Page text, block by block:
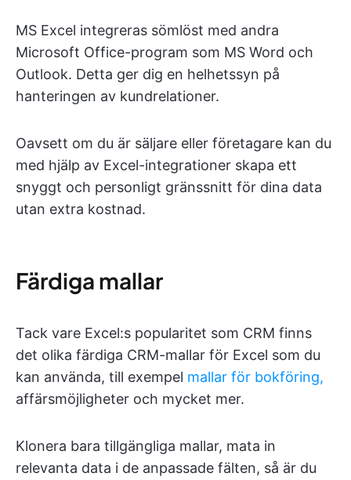
MS Excel integreras sömlöst med andra
Microsoft Office-program som MS Word och
Outlook. Detta ger dig en helhetssyn på
hanteringen av kundrelationer.
Oavsett om du är säljare eller företagare kan du
med hjälp av Excel-integrationer skapa ett
snyggt och personligt gränssnitt för dina data
utan extra kostnad.
Färdiga mallar
Tack vare Excel:s popularitet som CRM finns
det olika färdiga CRM-mallar för Excel som du
kan använda, till exempel mallar för bokföring,
affärsmöjligheter och mycket mer.
Klonera bara tillgängliga mallar, mata in
relevanta data i de anpassade fälten, så är du